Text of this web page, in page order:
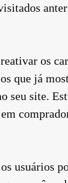
os
que já
seu site.
usuários